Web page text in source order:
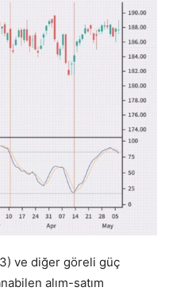
ve diğer göreli güç
alım-satım